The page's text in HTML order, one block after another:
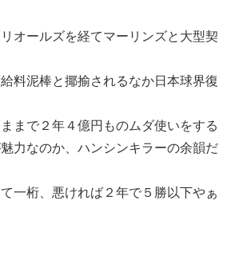
オールズを経てマーリンズと大型契
料泥棒と揶揄されるなか日本球界復
まで２年４億円ものムダ使いをする
力なのか、ハンシンキラーの余韻だ
一桁、悪ければ２年で５勝以下やぁ